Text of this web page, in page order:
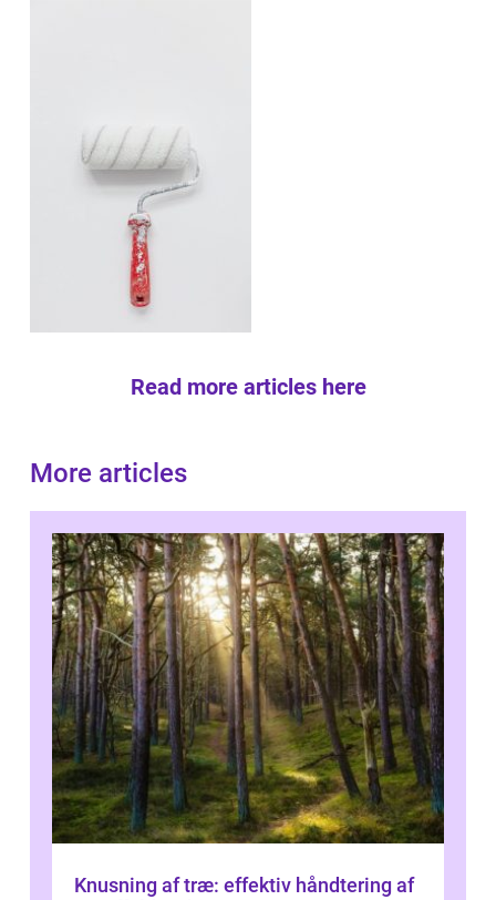
Read more articles here
More articles
Knusning af træ: effektiv håndtering af